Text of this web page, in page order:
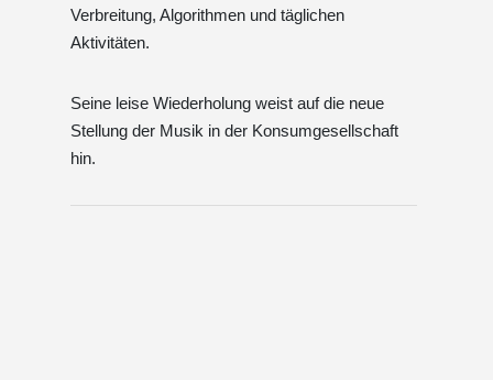
Verbreitung, Algorithmen und täglichen
Aktivitäten.
Seine leise Wiederholung weist auf die neue
Stellung der Musik in der Konsumgesellschaft
hin.